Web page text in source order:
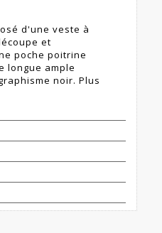
d'une veste à
et
poche poitrine
longue ample
noir. Plus